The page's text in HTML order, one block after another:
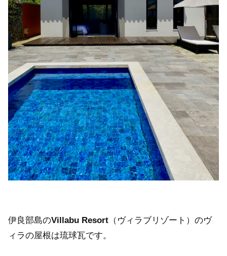
伊良部島のVillabu Resort （ヴィラブリゾート）のヴ
ィラの屋根は琉球瓦です。